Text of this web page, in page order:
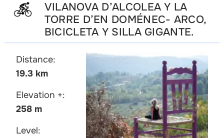
VILANOVA D’ALCOLEA Y LA
TORRE D’EN DOMÉNEC- ARCO,
BICICLETA Y SILLA GIGANTE.
Distance:
19.3 km
Elevation +:
258 m
Level: